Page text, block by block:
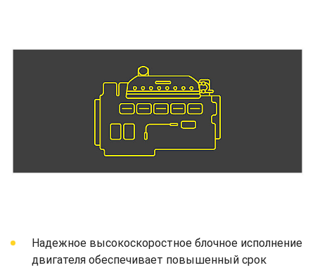
Надежное высокоскоростное блочное исполнение
двигателя обеспечивает повышенный срок